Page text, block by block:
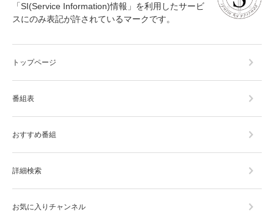
「SI(Service Information)情報」を利用したサービ
スにのみ表記が許されているマークです。
トップページ
番組表
おすすめ番組
詳細検索
お気に入りチャンネル